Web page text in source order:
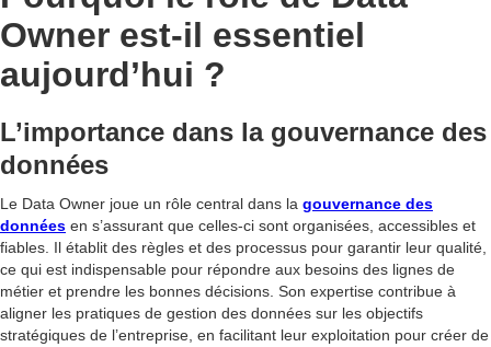
Owner est-il essentiel
aujourd’hui ?
L’importance dans la gouvernance des
données
Le Data Owner joue un rôle central dans la gouvernance des
données en s’assurant que celles-ci sont organisées, accessibles et
fiables. Il établit des règles et des processus pour garantir leur qualité,
ce qui est indispensable pour répondre aux besoins des lignes de
métier et prendre les bonnes décisions. Son expertise contribue à
aligner les pratiques de gestion des données sur les objectifs
stratégiques de l’entreprise, en facilitant leur exploitation pour créer de